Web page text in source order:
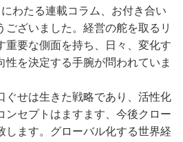
わたる連載コラム、お付き合い
ございました。経営の舵を取るリ
重要な側面を持ち、日々、変化す
性を決定する手腕が問われていま
せは生きた戦略であり、活性化
ンセプトはますます、今後クロー
します。グローバル化する世界経